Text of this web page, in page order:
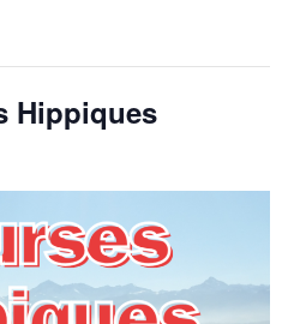
Hippiques